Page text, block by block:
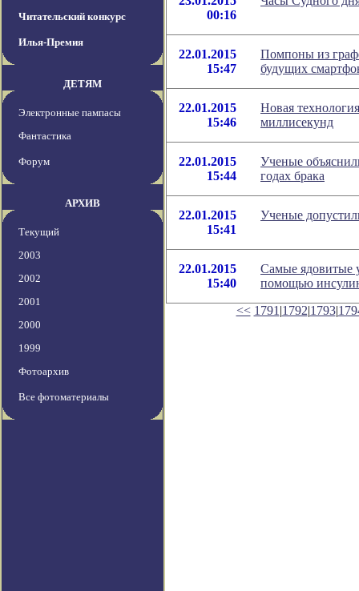
Читательский конкурс
Илья-Премия
ДЕТЯМ
Электронные пампасы
Фантастика
Форум
АРХИВ
Текущий
2003
2002
2001
2000
1999
Фотоархив
Все фотоматериалы
00:16
22.01.2015
15:47
Помпоны из
будущих
22.01.2015
15:46
Новая
миллисекунд
22.01.2015
15:44
Ученые
годах брака
22.01.2015
15:41
Ученые
22.01.2015
15:40
Самые ядовитые
помощью
<< 1791 |1792|1793|